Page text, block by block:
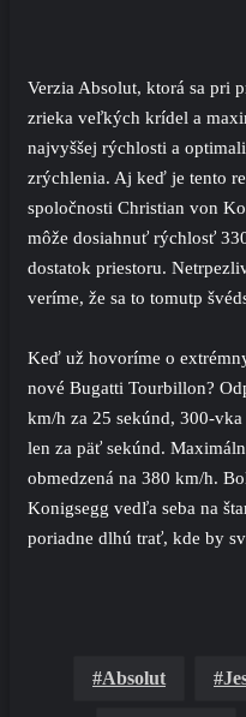
Verzia Absolut, ktorá sa pri
zrieka veľkých krídel a
najvyššej rýchlosti a
zrýchlenia. Aj keď je tento
spoločnosti Christian von
môže dosiahnuť rýchlosť
dostatok priestoru.
veríme, že sa to tomutp
Keď už hovoríme o
nové Bugatti Tourbillon?
km/h za 25 sekúnd, 300-
len za päť sekúnd.
obmedzená na 380 km/h.
Konigsegg vedľa seba na
poriadne dlhú trať, kde by
Absolut